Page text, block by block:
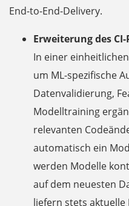
End-to-End-Delivery.
Erweiterung des
In einer
um ML-spezifische
Datenvalidierung,
Modelltraining
relevanten
automatisch ein
werden Modelle
auf dem neuesten
liefern stets aktuelle